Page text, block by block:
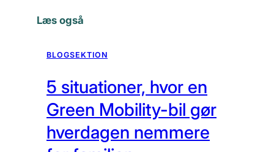
Læs også
BLOGSEKTION
5 situationer, hvor en
Green Mobility-bil gør
hverdagen nemmere